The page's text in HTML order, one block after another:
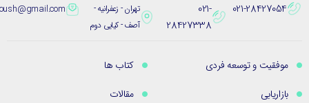
021-28427054
021-
28427338
تهران - زعفرانیه -
آصف - کیایی دوم
eybpoush@gmail.com
موفقیت و توسعه فردی
بازاریابی
کتاب ها
مقالات